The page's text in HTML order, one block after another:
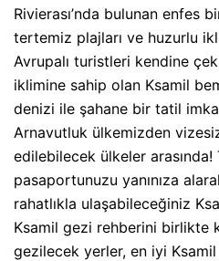
Rivierası’nda bulunan enfes
tertemiz plajları ve huzurlu
Avrupalı turistleri kendine
iklimine sahip olan Ksamil
denizi ile şahane bir tatil
Arnavutluk ülkemizden
edilebilecek ülkeler arasında!
pasaportunuzu yanınıza
rahatlıkla ulaşabileceğiniz
Ksamil gezi rehberini birlikte
gezilecek yerler, en iyi Ksamil